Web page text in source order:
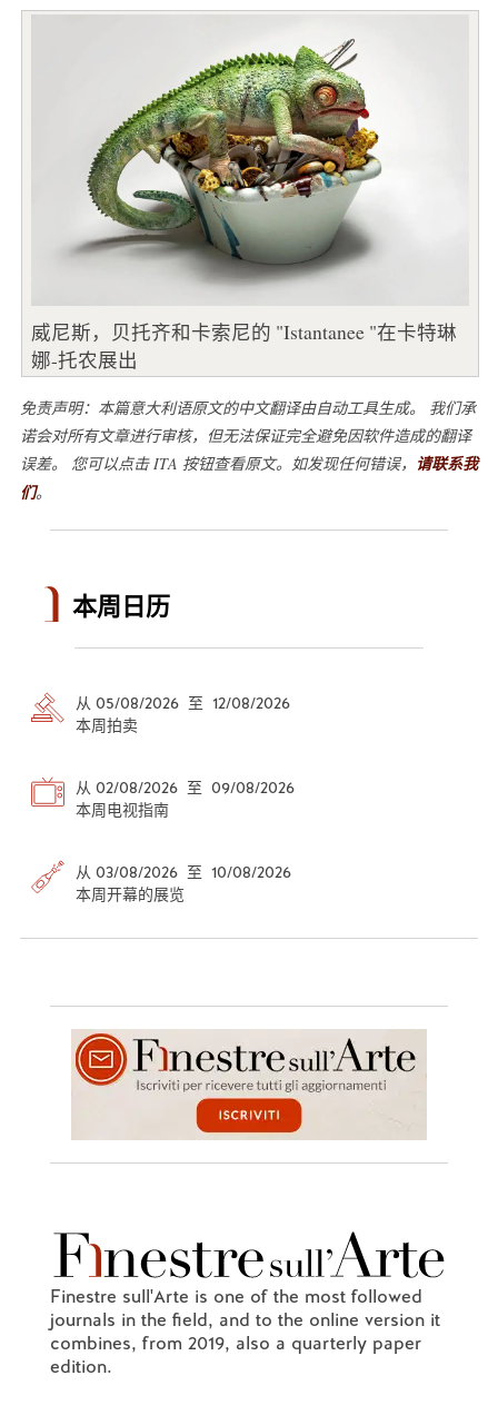
威尼斯，贝托齐和卡索尼的 "Istantanee "在卡特琳
娜-托农展出
免责声明：本篇意大利语原文的中文翻译由自动工具生成。 我们承
诺会对所有文章进行审核，但无法保证完全避免因软件造成的翻译
误差。 您可以点击 ITA 按钮查看原文。如发现任何错误， 请联系我
们。
本周日历
从 05/08/2026 至 12/08/2026
本周拍卖
从 02/08/2026 至 09/08/2026
本周电视指南
从 03/08/2026 至 10/08/2026
本周开幕的展览
Finestre sull'Arte is one of the most followed
journals in the field, and to the online version it
combines, from 2019, also a quarterly paper
edition.